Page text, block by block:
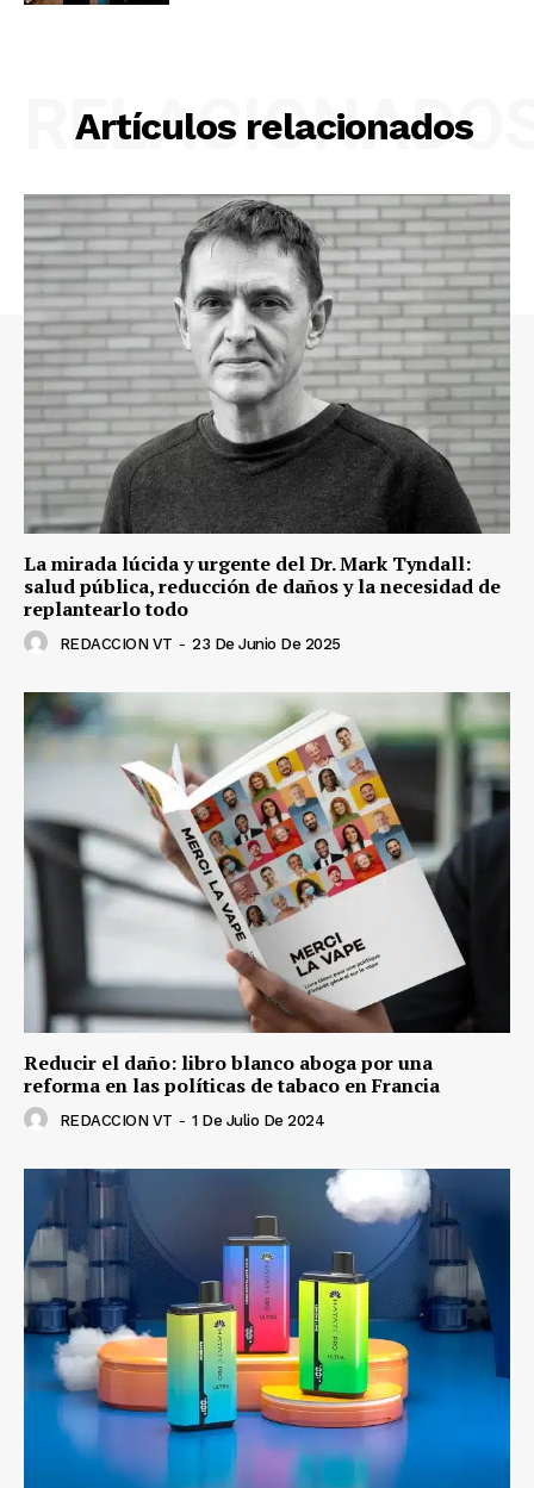
Artículos relacionados
La mirada lúcida y urgente del Dr. Mark Tyndall:
salud pública, reducción de daños y la necesidad de
replantearlo todo
REDACCION VT - 23 De Junio De 2025
Reducir el daño: libro blanco aboga por una
reforma en las políticas de tabaco en Francia
REDACCION VT - 1 De Julio De 2024